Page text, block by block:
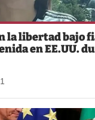
la libertad bajo
en EE.UU.